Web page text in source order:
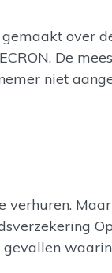
over
De
niet
gevallen